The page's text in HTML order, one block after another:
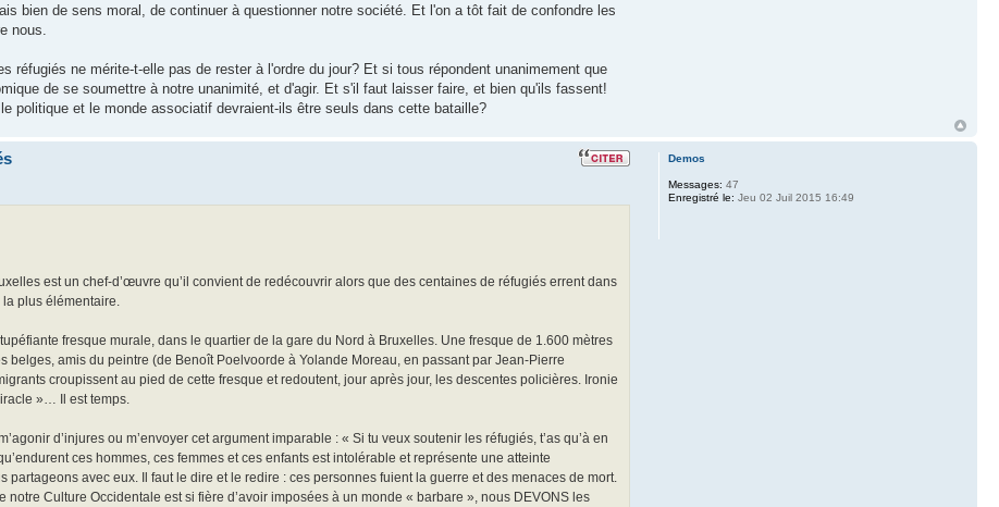
bien de sens moral, de continuer à questionner notre société. Et l'on a tôt fait de confondre les
nous.
réfugiés ne mérite-t-elle pas de rester à l'ordre du jour? Et si tous répondent unanimement que
de se soumettre à notre unanimité, et d'agir. Et s'il faut laisser faire, et bien qu'ils fassent!
politique et le monde associatif devraient-ils être seuls dans cette bataille?
est un chef-d’œuvre qu’il convient de redécouvrir alors que des centaines de réfugiés errent dans
la plus élémentaire.
fresque murale, dans le quartier de la gare du Nord à Bruxelles. Une fresque de 1.600 mètres
belges, amis du peintre (de Benoît Poelvoorde à Yolande Moreau, en passant par Jean-Pierre
croupissent au pied de cette fresque et redoutent, jour après jour, les descentes policières. Ironie
»… Il est temps.
d’injures ou m’envoyer cet argument imparable : « Si tu veux soutenir les réfugiés, t’as qu’à en
ces hommes, ces femmes et ces enfants est intolérable et représente une atteinte
avec eux. Il faut le dire et le redire : ces personnes fuient la guerre et des menaces de mort.
Culture Occidentale est si fière d’avoir imposées à un monde « barbare », nous DEVONS les
Demos
Messages: 47
Enregistré le: Jeu 02 Juil 2015 16:49